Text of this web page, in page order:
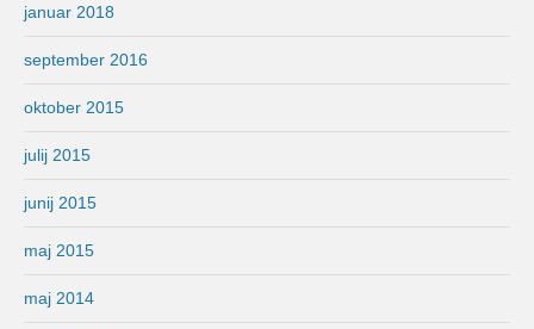
januar 2018
september 2016
oktober 2015
julij 2015
junij 2015
maj 2015
maj 2014